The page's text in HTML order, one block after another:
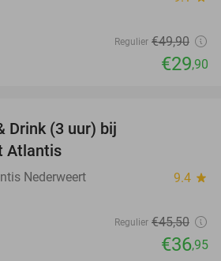
Regulier €49,90
€29,90
Drink (3 uur) bij
Atlantis
Nederweert 9.4 star
Regulier €45,50
€36,95